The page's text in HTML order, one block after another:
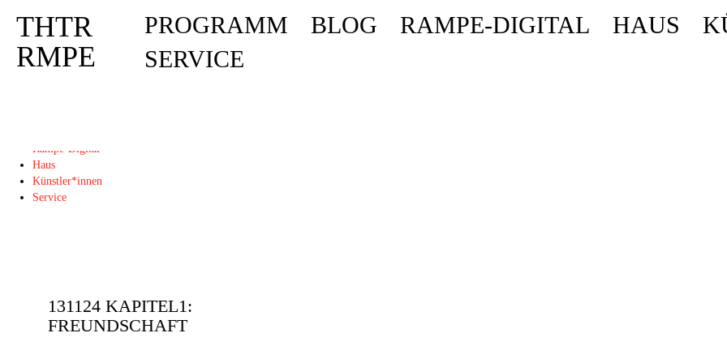
Deprecated : Die Funktion post_permalink ist seit Version 4.4.0 veraltet! Verwende stattdessen get_permalink(). in /homepages/10/d43051023/htdocs/
THTR
RMPE
Rampe-Digital
Haus
Künstler*innen
Service
THTR
RMPE
PROGRAMM BLOG RAMPE-DIGITAL HAUS
SERVICE
131124 KAPITEL1:
FREUNDSCHAFT